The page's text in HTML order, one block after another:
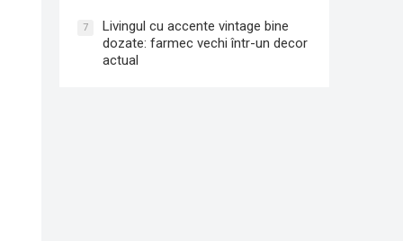
7
Livingul cu accente vintage bine
dozate: farmec vechi într-un decor
actual